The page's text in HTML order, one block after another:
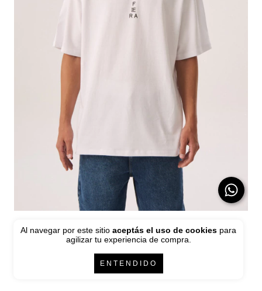
Al navegar por este sitioaceptás el uso de cookies para
agilizar tu experiencia de compra.
ENTENDIDO
Remera Concepto Blanca
cuotas sin interés de$9.000